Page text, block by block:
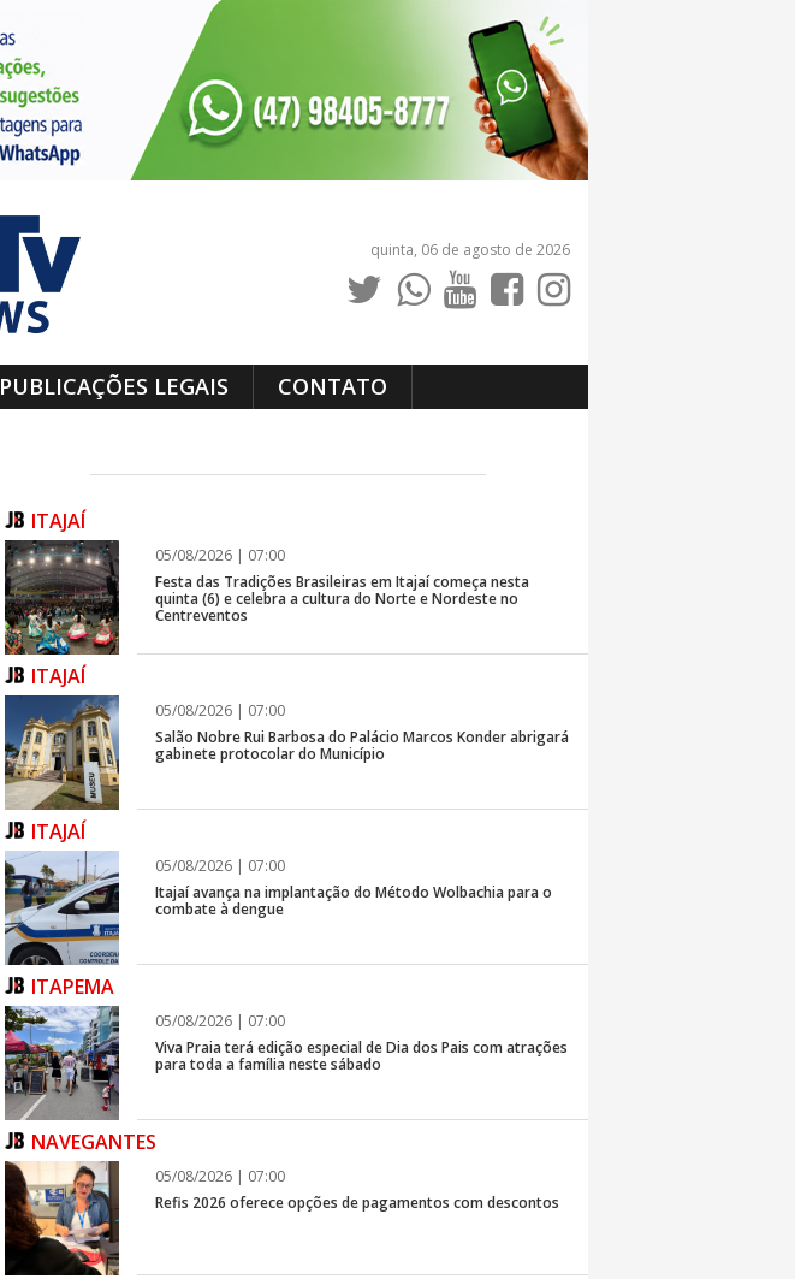
quinta, 06 de agosto de 2026
PUBLICAÇÕES LEGAIS CONTATO
ITAJAÍ
05/08/2026 | 07:00
Festa das Tradições Brasileiras em Itajaí começa nesta
quinta (6) e celebra a cultura do Norte e Nordeste no
Centreventos
ITAJAÍ
05/08/2026 | 07:00
Salão Nobre Rui Barbosa do Palácio Marcos Konder abrigará
gabinete protocolar do Município
ITAJAÍ
05/08/2026 | 07:00
Itajaí avança na implantação do Método Wolbachia para o
combate à dengue
ITAPEMA
05/08/2026 | 07:00
Viva Praia terá edição especial de Dia dos Pais com atrações
para toda a família neste sábado
NAVEGANTES
05/08/2026 | 07:00
Refis 2026 oferece opções de pagamentos com descontos